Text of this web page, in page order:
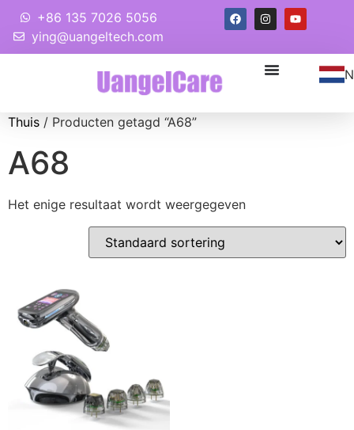
+86 135 7026 5056
ying@uangeltech.com
Thuis / Producten getagd “A68”
A68
Het enige resultaat wordt weergegeven